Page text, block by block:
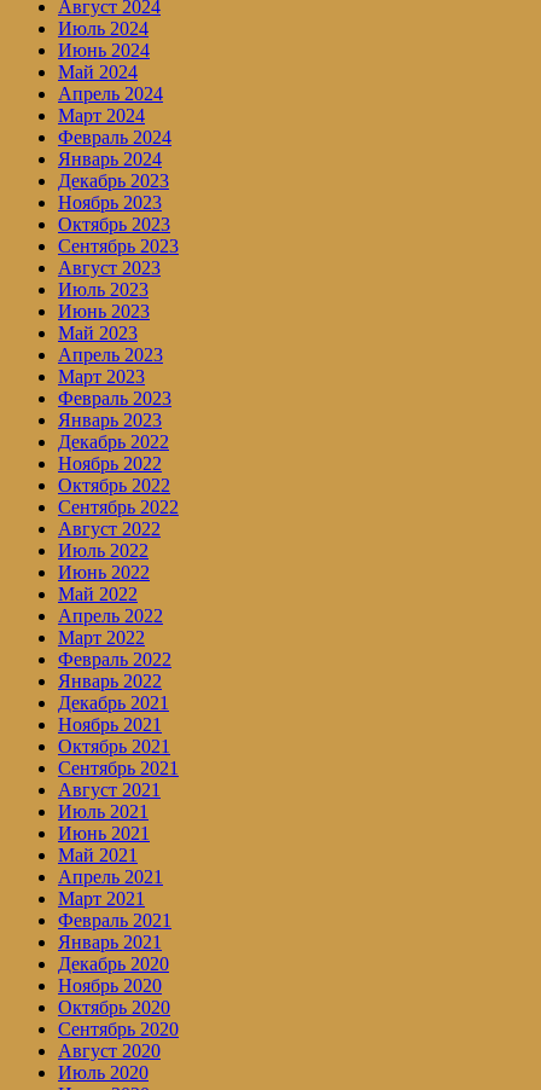
Август 2024
Июль 2024
Июнь 2024
Май 2024
Апрель 2024
Март 2024
Февраль 2024
Январь 2024
Декабрь 2023
Ноябрь 2023
Октябрь 2023
Сентябрь 2023
Август 2023
Июль 2023
Июнь 2023
Май 2023
Апрель 2023
Март 2023
Февраль 2023
Январь 2023
Декабрь 2022
Ноябрь 2022
Октябрь 2022
Сентябрь 2022
Август 2022
Июль 2022
Июнь 2022
Май 2022
Апрель 2022
Март 2022
Февраль 2022
Январь 2022
Декабрь 2021
Ноябрь 2021
Октябрь 2021
Сентябрь 2021
Август 2021
Июль 2021
Июнь 2021
Май 2021
Апрель 2021
Март 2021
Февраль 2021
Январь 2021
Декабрь 2020
Ноябрь 2020
Октябрь 2020
Сентябрь 2020
Август 2020
Июль 2020